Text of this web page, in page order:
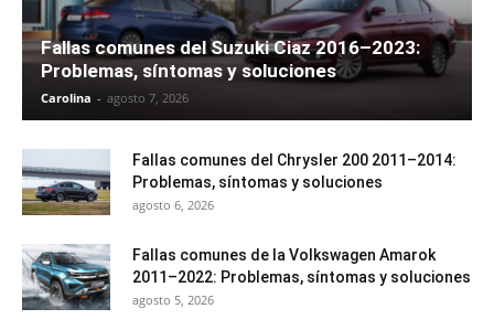
Fallas comunes del Suzuki Ciaz 2016–2023:
Problemas, síntomas y soluciones
Carolina - agosto 7, 2026
Fallas comunes del Chrysler 200 2011–2014:
Problemas, síntomas y soluciones
agosto 6, 2026
Fallas comunes de la Volkswagen Amarok
2011–2022: Problemas, síntomas y soluciones
agosto 5, 2026